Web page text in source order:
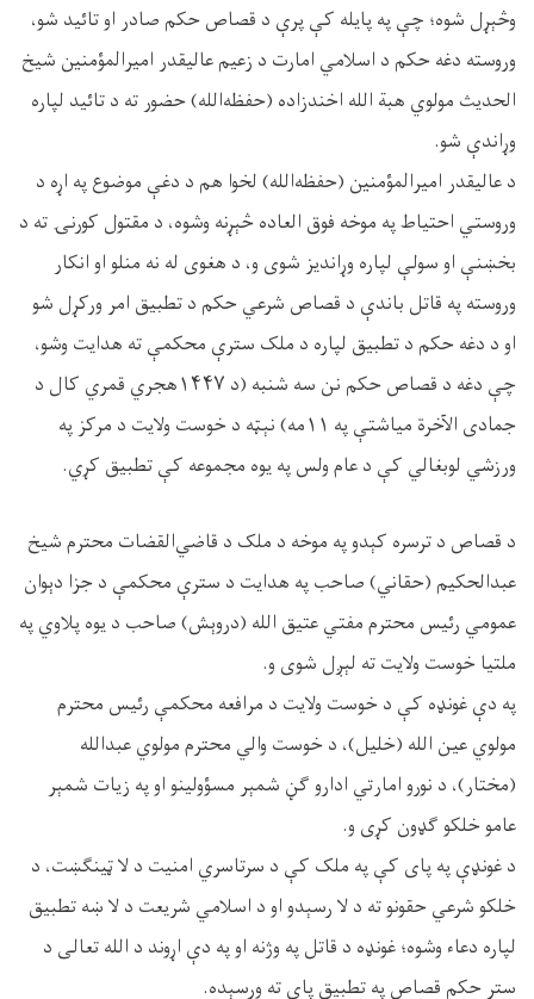
وڅېړل شوه؛ چې په پايله کې پرې د قصاص حکم صادر او تائید شو،
وروسته دغه حکم د اسلامي امارت د زعيم عاليقدر اميرالمؤمنين شيخ
الحديث مولوي هبة الله اخندزاده (حفظه‌الله) حضور ته د تائید لپاره
وړاندې شو.
د عاليقدر اميرالمؤمنين (حفظه‌الله) لخوا هم د دغې موضوع په اړه د
وروستي احتیاط په موخه فوق العاده څېړنه وشوه، د مقتول کورنۍ ته د
بخښنې او سولې لپاره وړانديز شوی و، د هغوی له نه منلو او انکار
وروسته په قاتل باندې د قصاص شرعي حكم د تطبيق امر ورکړل شو
او د دغه حکم د تطبیق لپاره د ملک سترې محكمې ته هدایت وشو،
چې دغه د قصاص حکم نن سه شنبه (د ۱۴۴۷هجري قمري کال د
جمادی الآخرة میاشتې په ۱۱مه) نېټه د خوست ولایت د مرکز په
ورزشي لوبغالي کې د عام ولس په یوه مجموعه کې تطبیق کړي.
د قصاص د ترسره کېدو په موخه د ملک د قاضي‌القضات محترم شيخ
عبدالحکيم (حقاني) صاحب په هدایت د سترې محکمې د جزا دېوان
عمومي رئیس محترم مفتي عتیق الله (دروېش) صاحب د يوه پلاوي په
ملتیا خوست ولایت ته لېږل شوی و.
په دې غونډه کې د خوست ولایت د مرافعه محکمې رئيس محترم
مولوي عین الله (خلیل)، د خوست والي محترم مولوي عبدالله
(مختار)، د نورو امارتي ادارو ګڼ شمېر مسؤولينو او په زيات شمېر
عامو خلکو ګډون کړی و.
د غونډې په پای کې په ملک کې د سرتاسري امنیت د لا ټینګښت، د
خلکو شرعي حقونو ته د لا رسېدو او د اسلامي شریعت د لا ښه تطبيق
لپاره دعاء وشوه؛ غونډه د قاتل په وژنه او په دې اړوند د الله تعالی د
ستر حکم قصاص په تطبیق پای ته ورسېده.